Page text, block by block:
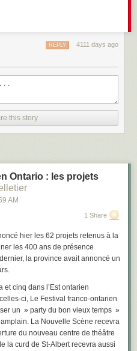
4111 days ago
REPLY
this story
Ontario : les projets
AM
1 Share
hier les 62 projets retenus à la
les 400 ans de présence
la province avait annoncé un
et cinq dans l’Est ontarien
ci, Le Festival franco-ontarien
un » party du bon vieux temps »
La Nouvelle Scène recevra
du nouveau centre de théâtre
la curd de St-Albert recevra aussi